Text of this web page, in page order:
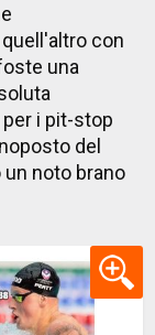
con
una
i pit-stop
del
noto brano